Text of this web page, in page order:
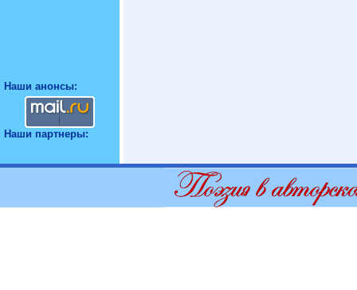
Наши анонсы:
Наши партнеры: